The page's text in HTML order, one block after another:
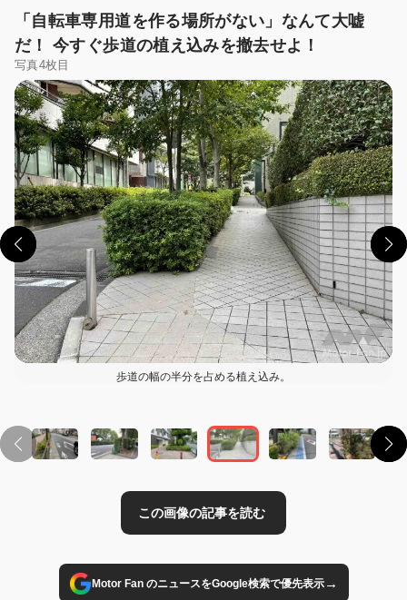
「自転車専用道を作る場所がない」なんて大嘘
だ！ 今すぐ歩道の植え込みを撤去せよ！
写真4枚目
歩道の幅の半分を占める植え込み。
この画像の記事を読む
Motor Fan のニュースをGoogle検索で優先表示→